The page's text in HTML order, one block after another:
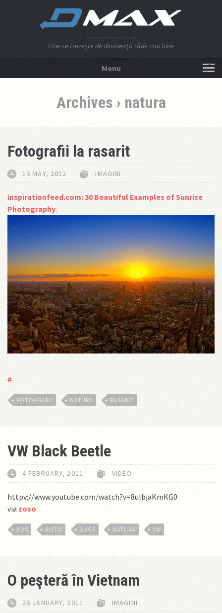
Cine se trezeşte de dimineaţă râde mai bine
Menu
Archives › natura
Fotografii la rasarit
16 MAY, 2012 IMAGINI
inspirationfeed.com: 30 Beautiful Examples of Sunrise
Photography.
#
FOTOGRAFII NATURA RASARIT
VW Black Beetle
4 FEBRUARY, 2011 VIDEO
httpv://www.youtube.com/watch?v=8ulbjaKmKG0
via zoso
ADS AUTO BUGS NATURA VW
O peşteră în Vietnam
26 JANUARY, 2011 IMAGINI